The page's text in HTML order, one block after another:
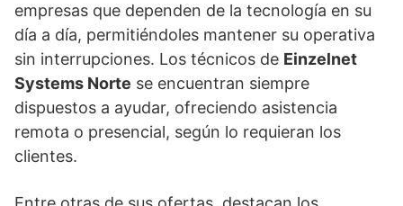
empresas que dependen de la tecnología en su
día a día, permitiéndoles mantener su operativa
sin interrupciones. Los técnicos de Einzelnet
Systems Norte se encuentran siempre
dispuestos a ayudar, ofreciendo asistencia
remota o presencial, según lo requieran los
clientes.